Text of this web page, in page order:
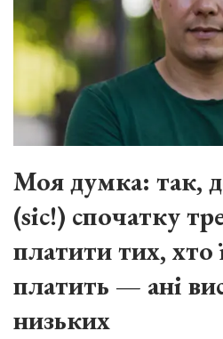
Моя думка: так,
(sic!) спочатку
платити тих, хто
платить — ані
низьких